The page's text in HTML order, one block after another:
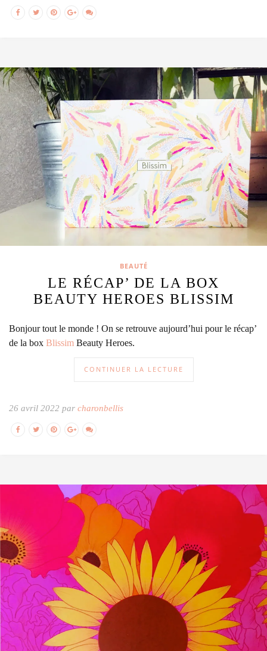
BEAUTÉ
LE RÉCAP’ DE LA BOX
BEAUTY HEROES BLISSIM
Bonjour tout le monde ! On se retrouve aujourd’hui pour le récap’
de la box Blissim Beauty Heroes.
CONTINUER LA LECTURE
26 avril 2022 par charonbellis